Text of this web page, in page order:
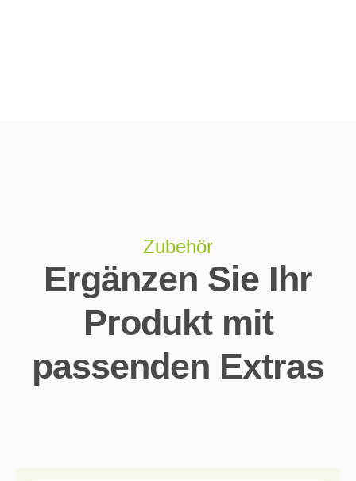
Zubehör
Ergänzen Sie Ihr
Produkt mit
passenden Extras